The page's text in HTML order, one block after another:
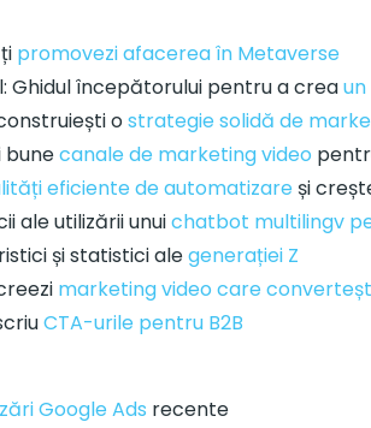
de fotografii, realizare de tururi
grafic (ATL/TTL/BTL), spoturi
Optimizare
promovezi afacerea în Metaverse
Ghidul începătorului pentru a crea
ostrategie solidă de
bunecanale de marketing video
eficiente de automatizare și
ale utilizării unuichatbot multilingv
și statistici alegenerației Z
marketing video care
CTA-urile pentru B2B
Google Ads recente